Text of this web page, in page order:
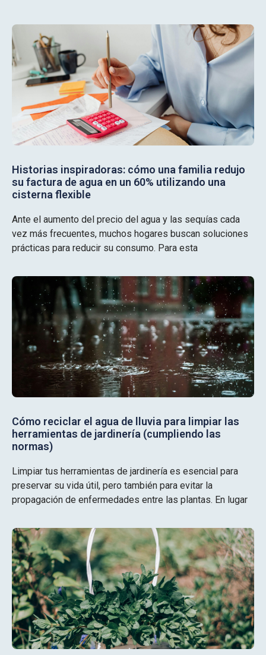
Historias inspiradoras: cómo una familia redujo
su factura de agua en un 60% utilizando una
cisterna flexible
Ante el aumento del precio del agua y las sequías cada
vez más frecuentes, muchos hogares buscan soluciones
prácticas para reducir su consumo. Para esta
Cómo reciclar el agua de lluvia para limpiar las
herramientas de jardinería (cumpliendo las
normas)
Limpiar tus herramientas de jardinería es esencial para
preservar su vida útil, pero también para evitar la
propagación de enfermedades entre las plantas. En lugar